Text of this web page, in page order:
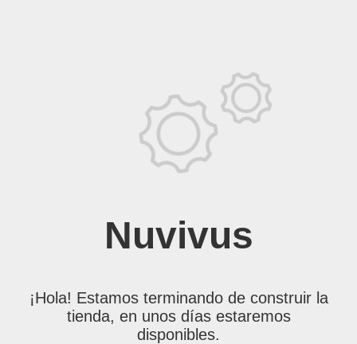
Nuvivus
¡Hola! Estamos terminando de construir la
tienda, en unos días estaremos
disponibles.